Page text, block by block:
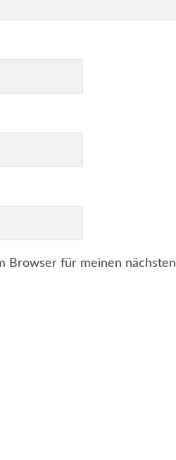
Browser für meinen nächsten